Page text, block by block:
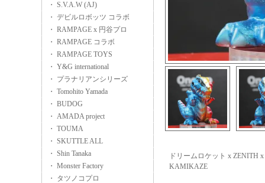
・ S.V.A.W (AJ)
・ デビルロボッツ コラボ
・ RAMPAGE x 円谷プロ
・ RAMPAGE コラボ
・ RAMPAGE TOYS
・ Y&G international
・ プラナリアンシリーズ
・ Tomohito Yamada
・ BUDOG
・ AMADA project
・ TOUMA
・ SKUTTLE ALL
・ Shin Tanaka
・ Monster Factory
・ タツノコプロ
ドリームロケット x ZENITH x
KAMIKAZE